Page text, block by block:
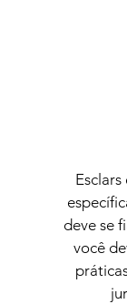
deve se
você